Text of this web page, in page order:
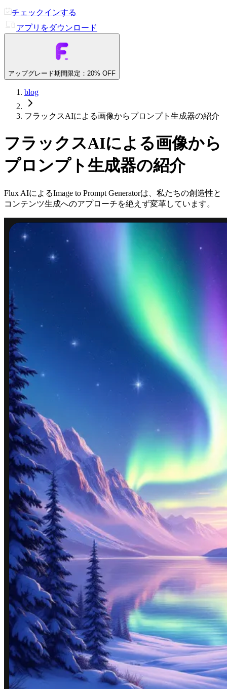
チェックインする
アプリをダウンロード
アップグレード期間限定：20% OFF
blog
フラックスAIによる画像からプロンプト生成器の紹介
フラックスAIによる画像から
プロンプト生成器の紹介
Flux AIによるImage to Prompt Generatorは、私たちの創造性と
コンテンツ生成へのアプローチを絶えず変革しています。